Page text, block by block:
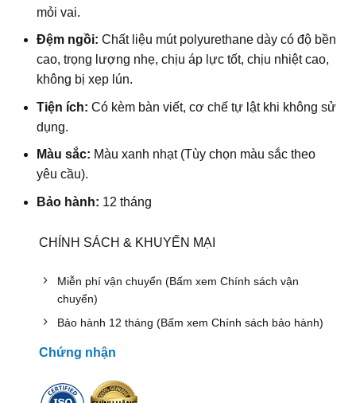
mỏi vai.
Đệm ngồi: Chất liệu mút polyurethane dày có độ bền
cao, trọng lượng nhẹ, chịu áp lực tốt, chịu nhiệt cao,
không bị xẹp lún.
Tiện ích: Có kèm bàn viết, cơ chế tự lật khi không sử
dụng.
Màu sắc: Màu xanh nhạt (Tùy chọn màu sắc theo
yêu cầu).
Bảo hành: 12 tháng
CHÍNH SÁCH & KHUYẾN MẠI
Miễn phí vận chuyển (Bấm xem Chính sách vận
chuyển)
Bảo hành 12 tháng (Bấm xem Chính sách bảo hành)
Chứng nhận